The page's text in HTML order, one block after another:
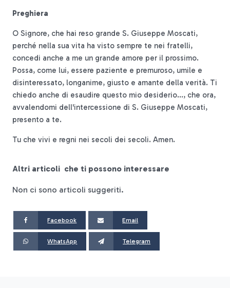
Preghiera
O Signore, che hai reso grande S. Giuseppe Moscati,
perché nella sua vita ha visto sempre te nei fratelli,
concedi anche a me un grande amore per il prossimo.
Possa, come lui, essere paziente e premuroso, umile e
disinteressato, longanime, giusto e amante della verità. Ti
chiedo anche di esaudire questo mio desiderio..., che ora,
avvalendomi dell'intercessione di S. Giuseppe Moscati,
presento a te.
Tu che vivi e regni nei secoli dei secoli. Amen.
Altri articoli che ti possono interessare
Non ci sono articoli suggeriti.
Facebook Email
WhatsApp Telegram